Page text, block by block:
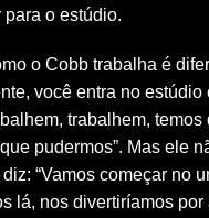
para o estúdio.
o Cobb trabalha é
você entra no estúdio
trabalhem, temos
pudermos”. Mas ele
“Vamos começar no
lá, nos divertiríamos por